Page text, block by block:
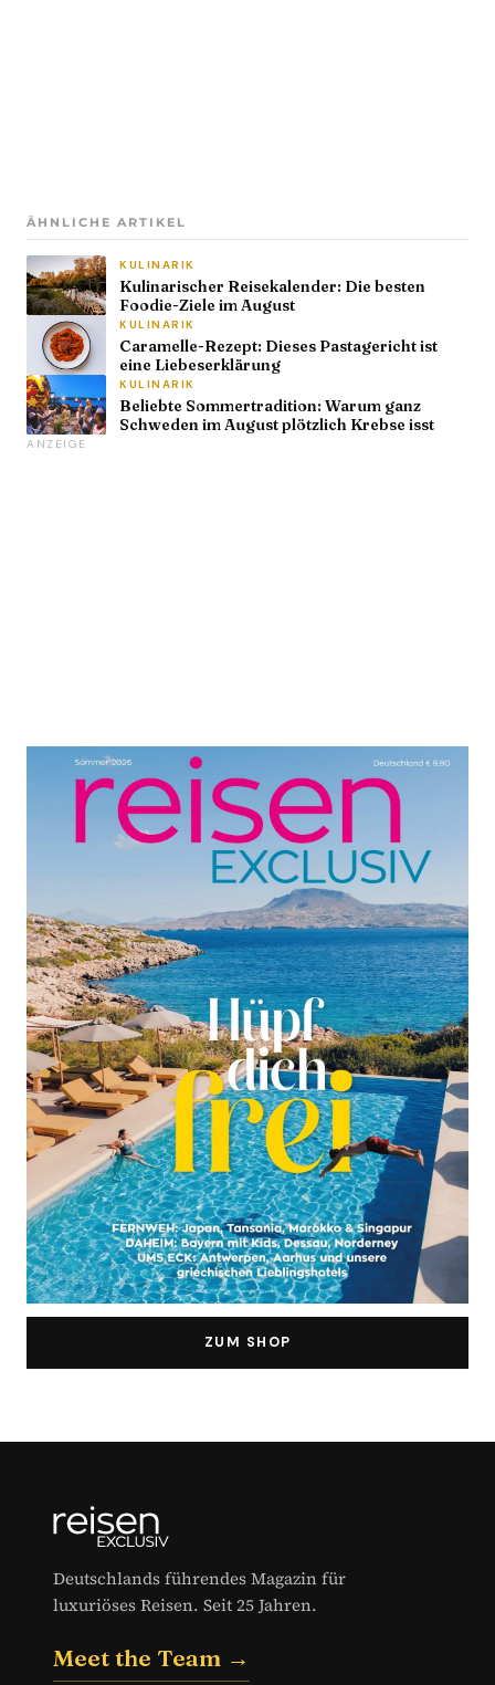
ZUM SHOP
ÄHNLICHE ARTIKEL
KULINARIK
Kulinarischer Reisekalender: Die besten
Foodie-Ziele im August
KULINARIK
Caramelle-Rezept: Dieses Pastagericht ist
eine Liebeserklärung
KULINARIK
Beliebte Sommertradition: Warum ganz
Schweden im August plötzlich Krebse isst
ANZEIGE
Deutschlands führendes Magazin für
luxuriöses Reisen. Seit 25 Jahren.
Meet the Team →